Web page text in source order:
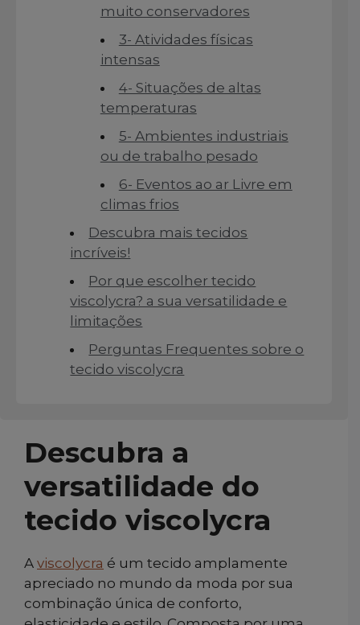
muito conservadores
3- Atividades físicas
intensas
4- Situações de altas
temperaturas
5- Ambientes industriais
ou de trabalho pesado
6- Eventos ao ar Livre em
climas frios
Descubra mais tecidos
incríveis!
Por que escolher tecido
viscolycra? a sua versatilidade e
limitações
Perguntas Frequentes sobre o
tecido viscolycra
Descubra a
versatilidade do
tecido viscolycra
A viscolycra é um tecido amplamente
apreciado no mundo da moda por sua
combinação única de conforto,